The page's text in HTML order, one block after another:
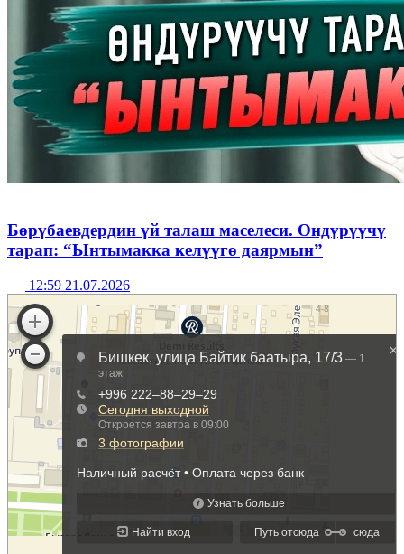
Бөрүбаевдердин үй талаш маселеси. Өндүрүүчү
тарап: “Ынтымакка келүүгө даярмын”
12:59 21.07.2026